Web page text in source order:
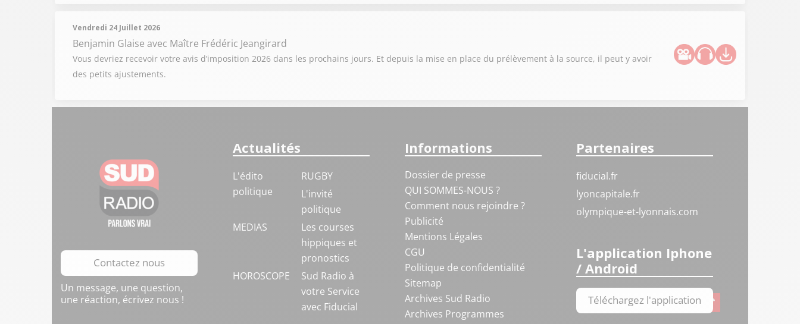
Vendredi 24 Juillet 2026
Benjamin Glaise avec Maître Frédéric Jeangirard
Vous devriez recevoir votre avis d’imposition 2026 dans les prochains jours. Et depuis la mise en place du prélèvement à la source, il peut y avoir
des petits ajustements.
Contactez nous
Un message, une question,
une réaction, écrivez nous !
Actualités
L'édito
politique
RUGBY
L'invité
politique
MEDIAS
Les courses
hippiques et
pronostics
HOROSCOPE
Sud Radio à
votre Service
avec Fiducial
Informations
Dossier de presse
QUI SOMMES-NOUS ?
Comment nous rejoindre ?
Publicité
Mentions Légales
CGU
Politique de confidentialité
Sitemap
Archives Sud Radio
Archives Programmes
Partenaires
fiducial.fr
lyoncapitale.fr
olympique-et-lyonnais.com
L'application Iphone
/ Android
Téléchargez l'application